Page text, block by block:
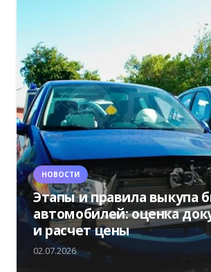
НОВОСТИ
Этапы и правила выкупа
автомобилей: оценка
и расчет цены
02.07.2026